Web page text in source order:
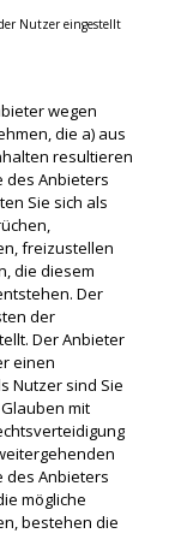
Nutzer eingestellt
wegen
die a) aus
resultieren
des Anbieters
Sie sich als
freizustellen
die diesem
Der
der
Der Anbieter
einen
Nutzer sind Sie
mit
des Anbieters
mögliche
bestehen die